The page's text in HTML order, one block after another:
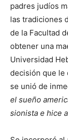
padres judíos
las tradiciones
de la Facultad
obtener una
Universidad
decisión que le
se unió de
el sueño
sionista e hice